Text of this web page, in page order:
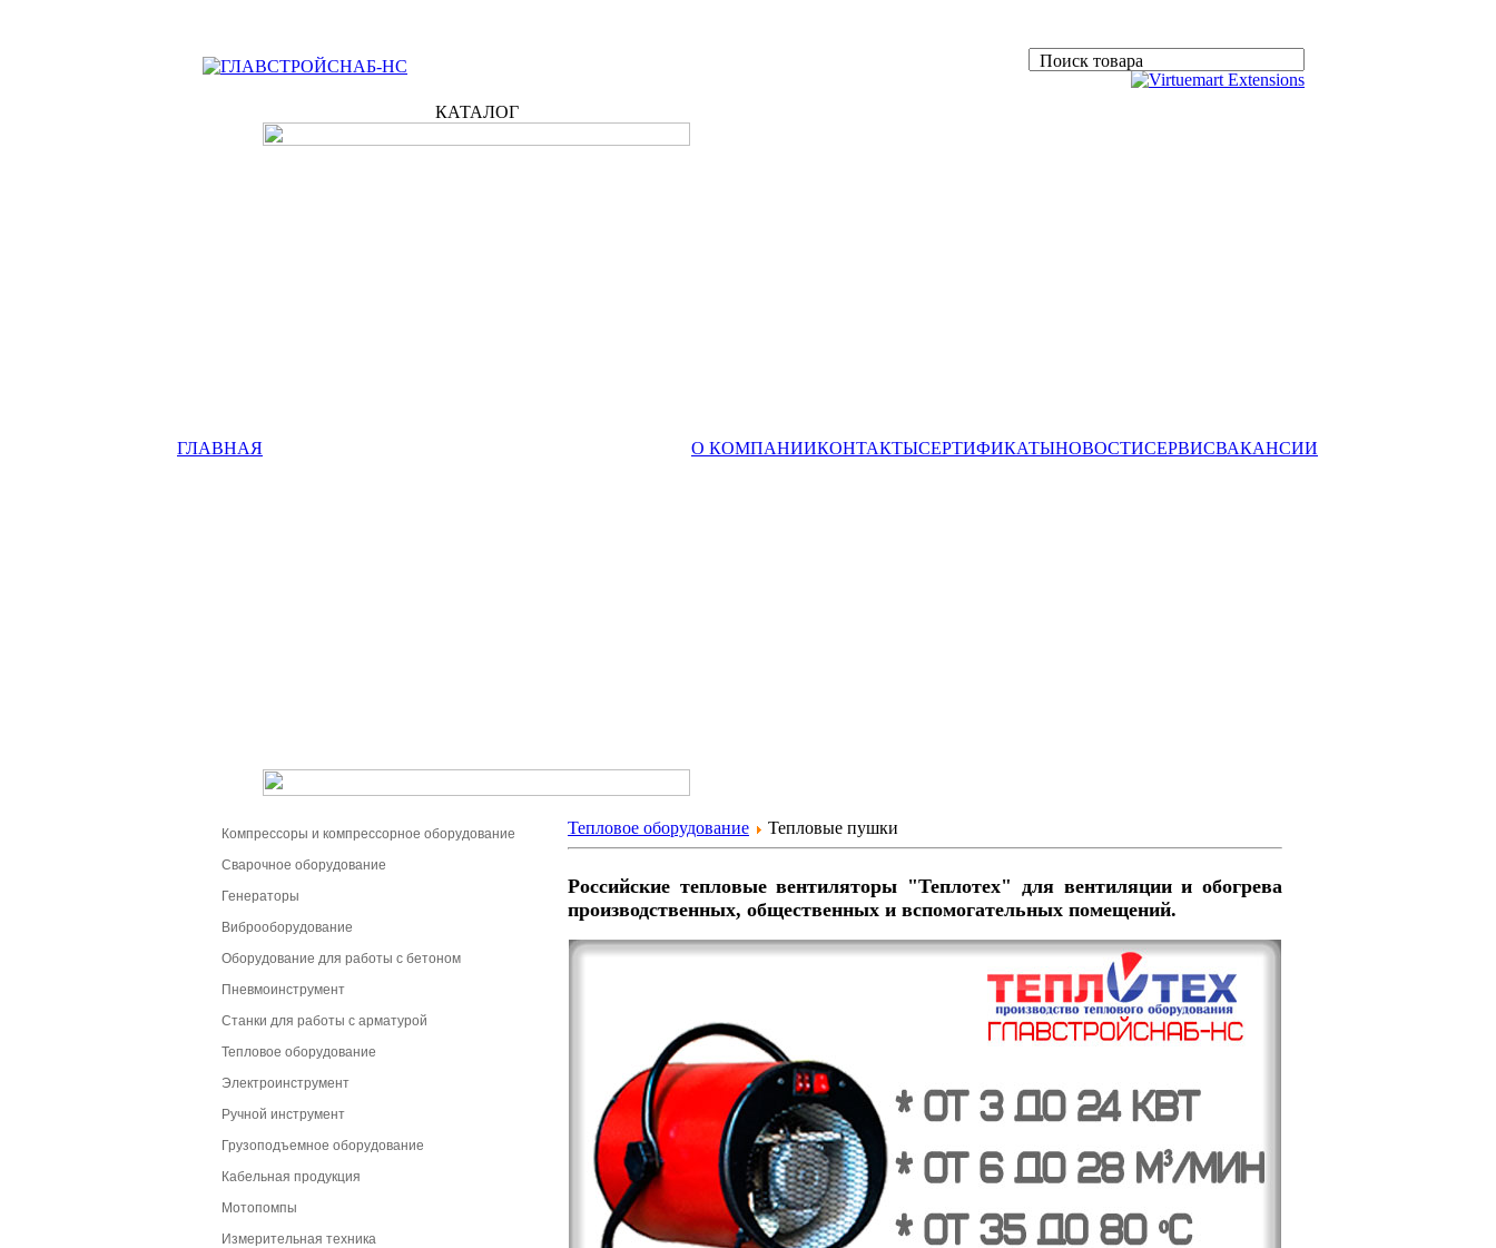
Поиск товара
ГЛАВНАЯ
КАТАЛОГ
О КОМПАНИИКОНТАКТЫСЕРТИФИКАТЫНОВОСТИСЕРВИСВАКАНСИИ
Компрессоры и компрессорное оборудование
Сварочное оборудование
Генераторы
Виброоборудование
Оборудование для работы с бетоном
Пневмоинструмент
Станки для работы с арматурой
Тепловое оборудование
Электроинструмент
Ручной инструмент
Грузоподъемное оборудование
Кабельная продукция
Мотопомпы
Измерительная техника
Тепловое оборудование Тепловые пушки
Российские тепловые вентиляторы "Теплотех" для вентиляции и обогрева
производственных, общественных и вспомогательных помещений.